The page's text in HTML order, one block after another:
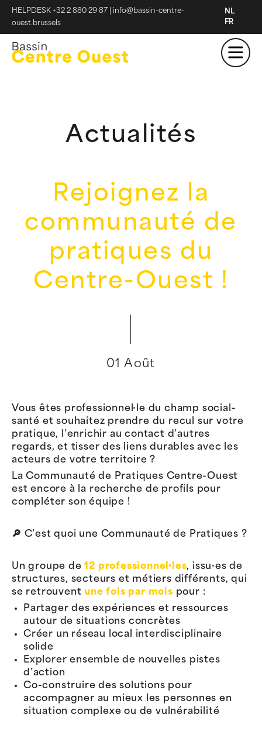
HELPDESK +32 2 880 29 87
info@bassin-centre-
ouest.brussels
NL
FR
Actualités
Rejoignez la
communauté de
pratiques du
Centre-Ouest !
01 Août
Vous êtes professionnel·le du champ social-
santé et souhaitez prendre du recul sur votre
pratique, l’enrichir au contact d’autres
regards, et tisser des liens durables avec les
acteurs de votre territoire ?
La Communauté de Pratiques Centre-Ouest
est encore à la recherche de profils pour
compléter son équipe !
🔎 C’est quoi une Communauté de Pratiques ?
Un groupe de12 professionnel·les, issu·es de
structures, secteurs et métiers différents, qui
se retrouventune fois par mois pour :
Partager des expériences et ressources
autour de situations concrètes
Créer un réseau local interdisciplinaire
solide
Explorer ensemble de nouvelles pistes
d’action
Co-construire des solutions pour
accompagner au mieux les personnes en
situation complexe ou de vulnérabilité